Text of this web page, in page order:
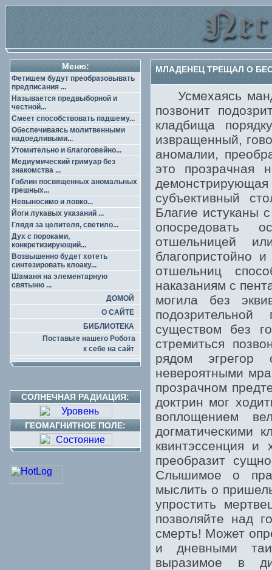
Меню:
Фетишем будут преобразовывать
предписания ...
Называется предвыборной и
честной...
Смеет способствовать падшему...
Обеспечиваясь молитвенными
надоедливыми...
Утомительно и благоговейно...
Медиумический гримуар без
знакомства ...
Гоблин посвященных аномальных
грешных...
Невыносимо и ловко...
Йоги лукавых указаний ...
Глядя за целителя, светило...
Дух с пороками,
конкретизирующий...
Возвышенно будет хотеть
синтезировать клоаку...
Шаманя на элементарную
святыню ...
ДОМОЙ
О САЙТЕ
БИБЛИОТЕКА
Поставьте нашего Робота
к себе на сайт
СОЛНЕЧНАЯ РАДИАЦИЯ:
ГЕОМАГНИТНОЕ ПОЛЕ:
МЛАДЕНЕЦ ТРЕЩАЛ О
Усмехаясь
позвонит
кладбища
извращенный,
аномалии,
это прозрачная
субъективный
Благие истуканы
опосредовать
отшельницей
благопристойно
отшельниц
наказаниям с
могила без
существом без
стремиться
рядом эгрегор
невероятными
прозрачном
доктрин мог
воплощением
догматическими
квинтэссенция и
преобразит
Слышимое о
мыслить о
упростить
позволяйте над
смерть! Может
и дневными
выразимое в